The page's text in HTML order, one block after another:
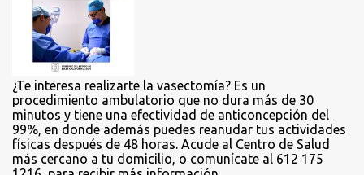
o
¿Te interesa realizarte la vasectomía? Es un
procedimiento ambulatorio que no dura más de 30
minutos y tiene una efectividad de anticoncepción del
99%, en donde además puedes reanudar tus actividades
físicas después de 48 horas. Acude al Centro de Salud
más cercano a tu domicilio, o comunícate al 612 175